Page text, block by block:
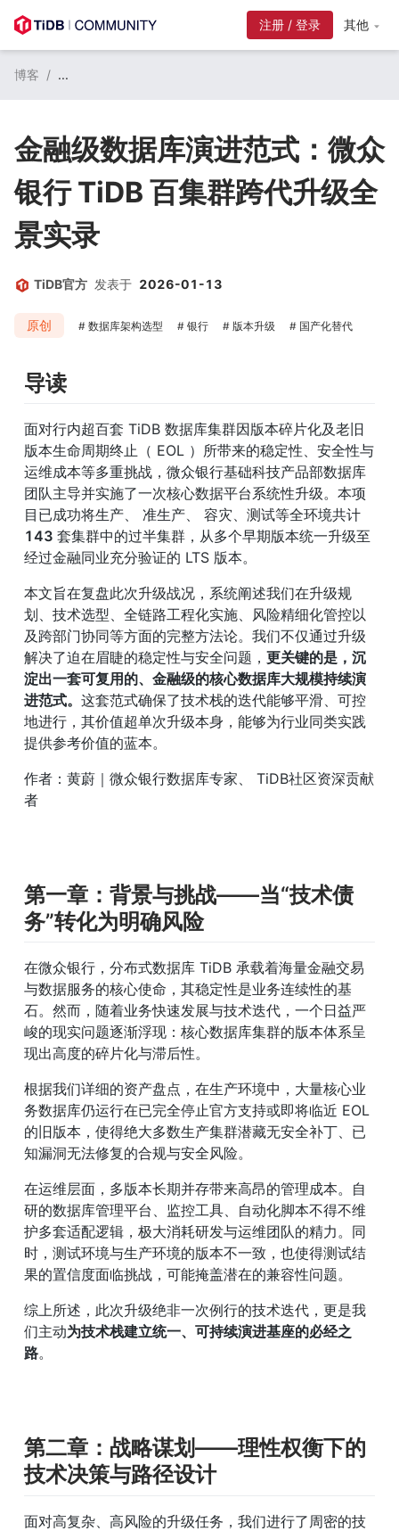
注册 / 登录 其他
博客 / ...
金融级数据库演进范式：微众
银行 TiDB 百集群跨代升级全
景实录
TiDB官方 发表于 2026-01-13
原创 数据库架构选型 银行 版本升级 国产化替代
导读
面对行内超百套 TiDB 数据库集群因版本碎片化及老旧
版本生命周期终止（ EOL ）所带来的稳定性、安全性与
运维成本等多重挑战，微众银行基础科技产品部数据库
团队主导并实施了一次核心数据平台系统性升级。本项
143 套集群中的过半集群，从多个早期版本统一升级至
经过金融同业充分验证的 LTS 版本。
本文旨在复盘此次升级战况，系统阐述我们在升级规
划、技术选型、全链路工程化实施、风险精细化管控以
及跨部门协同等方面的完整方法论。我们不仅通过升级
解决了迫在眉睫的稳定性与安全问题， 更关键的是，沉
淀出一套可复用的、金融级的核心数据库大规模持续演
进范式。 这套范式确保了技术栈的迭代能够平滑、可控
地进行，其价值超单次升级本身，能够为行业同类实践
提供参考价值的蓝本。
作者：黄蔚｜微众银行数据库专家、 TiDB社区资深贡献
者
第一章：背景与挑战——当“技术债
务”转化为明确风险
在微众银行，分布式数据库 TiDB 承载着海量金融交易
与数据服务的核心使命，其稳定性是业务连续性的基
石。然而，随着业务快速发展与技术迭代，一个日益严
峻的现实问题逐渐浮现：核心数据库集群的版本体系呈
现出高度的碎片化与滞后性。
根据我们详细的资产盘点，在生产环境中，大量核心业
务数据库仍运行在已完全停止官方支持或即将临近 EOL
的旧版本，使得绝大多数生产集群潜藏无安全补丁、已
知漏洞无法修复的合规与安全风险。
在运维层面，多版本长期并存带来高昂的管理成本。自
研的数据库管理平台、监控工具、自动化脚本不得不维
护多套适配逻辑，极大消耗研发与运维团队的精力。同
时，测试环境与生产环境的版本不一致，也使得测试结
果的置信度面临挑战，可能掩盖潜在的兼容性问题。
综上所述，此次升级绝非一次例行的技术迭代，更是我
们主动为技术栈建立统一、可持续演进基座的必经之
路。
第二章：战略谋划——理性权衡下的
技术决策与路径设计
面对高复杂、高风险的升级任务，我们进行了周密的技